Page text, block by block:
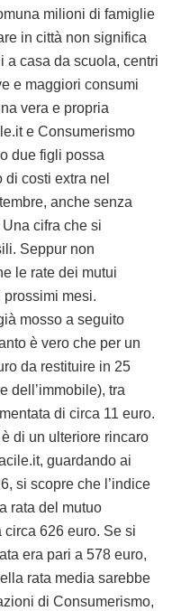
milioni di famiglie
in città non significa
a casa da scuola, centri
e maggiori consumi
vera e propria
e Consumerismo
due figli possa
costi extra nel
anche senza
cifra che si
Seppur non
le rate dei mutui
mesi.
mosso a seguito
è vero che per un
da restituire in 25
dell’immobile), tra
di circa 11 euro.
di un ulteriore rincaro
guardando ai
si scopre che l’indice
rata del mutuo
circa 626 euro. Se si
era pari a 578 euro,
rata media sarebbe
di Consumerismo,